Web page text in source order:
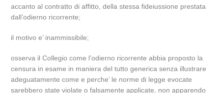
accanto al contratto di affitto, della stessa fideiussione prestata
dall’odierno ricorrente;
il motivo e’ inammissibile;
osserva il Collegio come l’odierno ricorrente abbia proposto la
censura in esame in maniera del tutto generica senza illustrare
adeguatamente come e perche’ le norme di legge evocate
sarebbero state violate o falsamente applicate, non apparendo